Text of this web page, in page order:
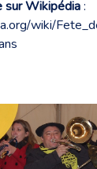
sur Wikipédia:
wiki/